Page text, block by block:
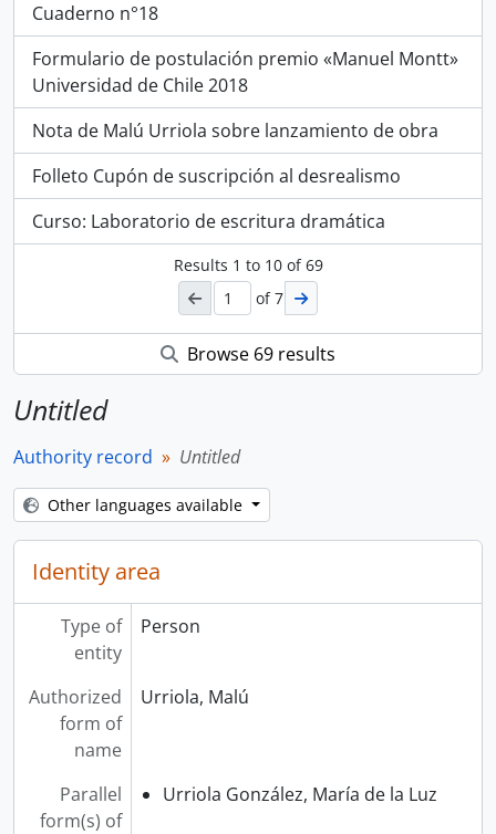
Cuaderno n°18
Formulario de postulación premio «Manuel Montt»
Universidad de Chile 2018
Nota de Malú Urriola sobre lanzamiento de obra
Folleto Cupón de suscripción al desrealismo
Curso: Laboratorio de escritura dramática
Results 1 to 10of 69
of 7
Browse 69 results
Untitled
Authority record Untitled
Other languages available
Identity area
Type of
entity
Person
Authorized
form of
name
Urriola, Malú
Parallel
form(s) of
Urriola González, María de la Luz